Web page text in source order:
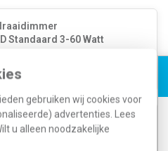
gebruiken wij cookies voor
advertenties. Lees
u alleen noodzakelijke
Standaard 3-60 Watt
Comfort 3-100 Watt